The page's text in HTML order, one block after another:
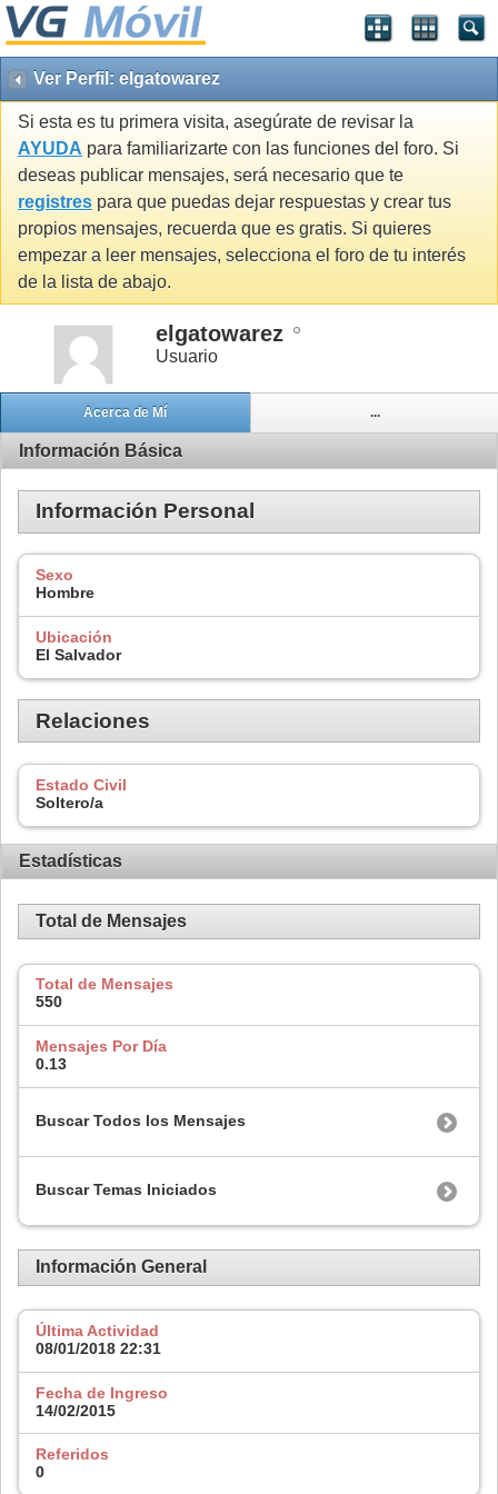
Ver Perfil: elgatowarez
Si esta es tu primera visita, asegúrate de revisar la
AYUDA para familiarizarte con las funciones del foro. Si
deseas publicar mensajes, será necesario que te
registres para que puedas dejar respuestas y crear tus
propios mensajes, recuerda que es gratis. Si quieres
empezar a leer mensajes, selecciona el foro de tu interés
de la lista de abajo.
elgatowarez
Usuario
Acerca de Mí ...
Información Básica
Información Personal
Sexo
Hombre
Ubicación
El Salvador
Relaciones
Estado Civil
Soltero/a
Estadísticas
Total de Mensajes
Total de Mensajes
550
Mensajes Por Día
0.13
Buscar Todos los Mensajes
Buscar Temas Iniciados
Información General
Última Actividad
08/01/2018 22:31
Fecha de Ingreso
14/02/2015
Referidos
0